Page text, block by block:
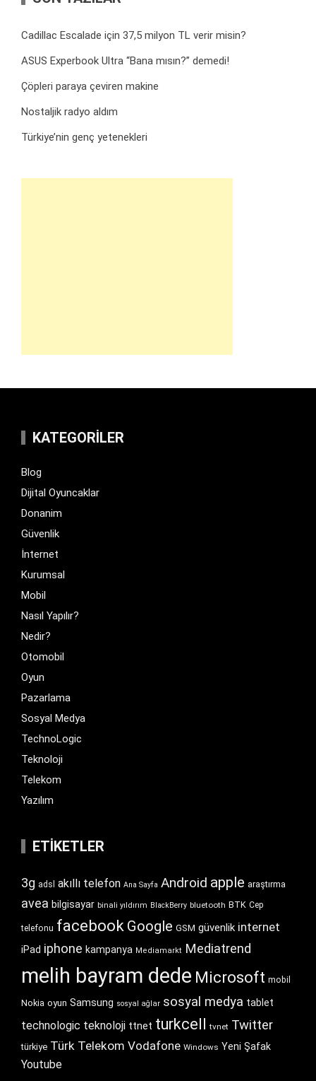
Cadillac Escalade için 37,5 milyon TL verir misin?
ASUS Experbook Ultra “Bana mısın?” demedi!
Çöpleri paraya çeviren makine
Nostaljik radyo aldım
Türkiye’nin genç yetenekleri
KATEGORILER
Blog
Dijital Oyuncaklar
Donanim
Güvenlik
İnternet
Kurumsal
Mobil
Nasıl Yapılır?
Nedir?
Otomobil
Oyun
Pazarlama
Sosyal Medya
TechnoLogic
Teknoloji
Telekom
Yazılım
ETIKETLER
3g adsl akıllı telefon Ana Sayfa Android apple araştırma
avea bilgisayar binali yıldırım BlackBerry bluetooth BTK Cep
telefonu facebook Google GSM güvenlik internet
iPad iphone kampanya Mediamarkt Mediatrend
melih bayram dede Microsoft mobil
Nokia oyun Samsung sosyal ağlar sosyal medya tablet
technologic teknoloji ttnet turkcell tvnet Twitter
türkiye Türk Telekom Vodafone Windows Yeni Şafak
Youtube